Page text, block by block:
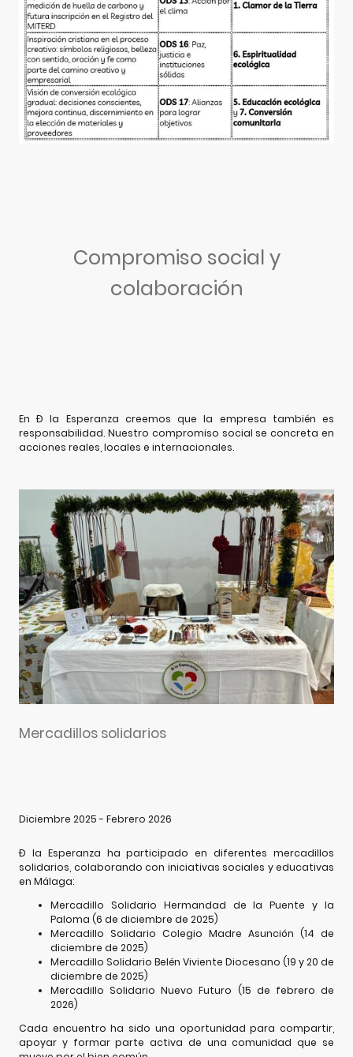
Compromiso social y
colaboración
En Ð la Esperanza creemos que la empresa también es
responsabilidad. Nuestro compromiso social se concreta en
acciones reales, locales e internacionales.
Mercadillos solidarios
Diciembre 2025 - Febrero 2026
Ð la Esperanza ha participado en diferentes mercadillos
solidarios, colaborando con iniciativas sociales y educativas
en Málaga:
Mercadillo Solidario Hermandad de la Puente y la
Paloma (6 de diciembre de 2025)
Mercadillo Solidario Colegio Madre Asunción (14 de
diciembre de 2025)
Mercadillo Solidario Belén Viviente Diocesano (19 y 20 de
diciembre de 2025)
Mercadillo Solidario Nuevo Futuro (15 de febrero de
2026)
Cada encuentro ha sido una oportunidad para compartir,
apoyar y formar parte activa de una comunidad que se